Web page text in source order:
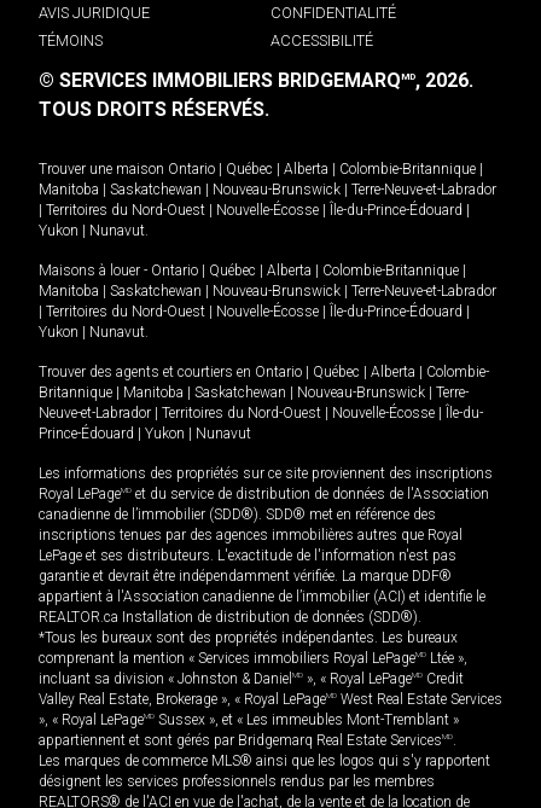
AVIS JURIDIQUE
CONFIDENTIALITÉ
TÉMOINS
ACCESSIBILITÉ
© SERVICES IMMOBILIERS BRIDGEMARQMD, 2026.
TOUS DROITS RÉSERVÉS.
Trouver une maison Ontario | Québec | Alberta | Colombie-Britannique |
Manitoba | Saskatchewan | Nouveau-Brunswick | Terre-Neuve-et-Labrador
| Territoires du Nord-Ouest | Nouvelle-Écosse | Île-du-Prince-Édouard |
Yukon | Nunavut
Maisons à louer - Ontario | Québec | Alberta | Colombie-Britannique |
Manitoba | Saskatchewan | Nouveau-Brunswick | Terre-Neuve-et-Labrador
| Territoires du Nord-Ouest | Nouvelle-Écosse | Île-du-Prince-Édouard |
Yukon | Nunavut
Trouver des agents et courtiers en Ontario | Québec | Alberta | Colombie-
Britannique | Manitoba | Saskatchewan | Nouveau-Brunswick | Terre-
Neuve-et-Labrador | Territoires du Nord-Ouest | Nouvelle-Écosse | Île-du-
Prince-Édouard | Yukon | Nunavut
Les informations des propriétés sur ce site proviennent des inscriptions
Royal LePageMD et du service de distribution de données de l'Association
canadienne de l’immobilier (SDD®). SDD® met en référence des
inscriptions tenues par des agences immobilières autres que Royal
LePage et ses distributeurs. L'exactitude de l'information n'est pas
garantie et devrait être indépendamment vérifiée. La marque DDF®
appartient à l'Association canadienne de l’immobilier (ACI) et identifie le
REALTOR.ca Installation de distribution de données (SDD®).
*Tous les bureaux sont des propriétés indépendantes. Les bureaux
comprenant la mention « Services immobiliers Royal LePageMD Ltée »,
incluant sa division « Johnston & Daniel MD », « Royal LePageMD Credit
Valley Real Estate, Brokerage », « Royal LePageMD West Real Estate Services
», « Royal LePageMD Sussex », et « Les immeubles Mont-Tremblant »
appartiennent et sont gérés par Bridgemarq Real Estate ServicesMD
Les marques de commerce MLS® ainsi que les logos qui s'y rapportent
désignent les services professionnels rendus par les membres
REALTORS® de l'ACI en vue de l'achat, de la vente et de la location de